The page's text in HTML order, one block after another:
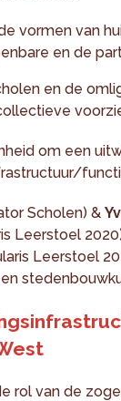
vormen van
en de
en de
om een
Scholen) &
Leerstoel
Leerstoel
rol van de